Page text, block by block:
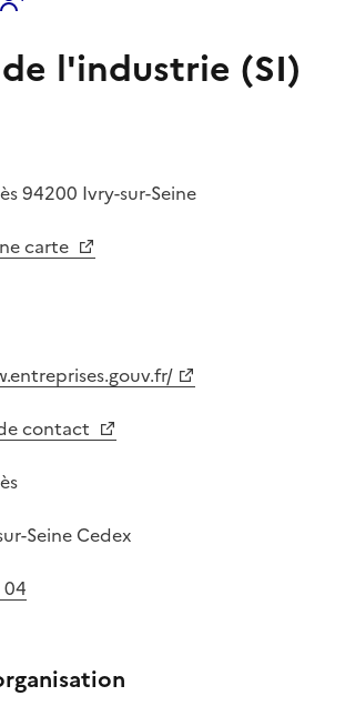
l'industrie (SI)
94200 Ivry-sur-Seine
carte
contact
Seine Cedex
04